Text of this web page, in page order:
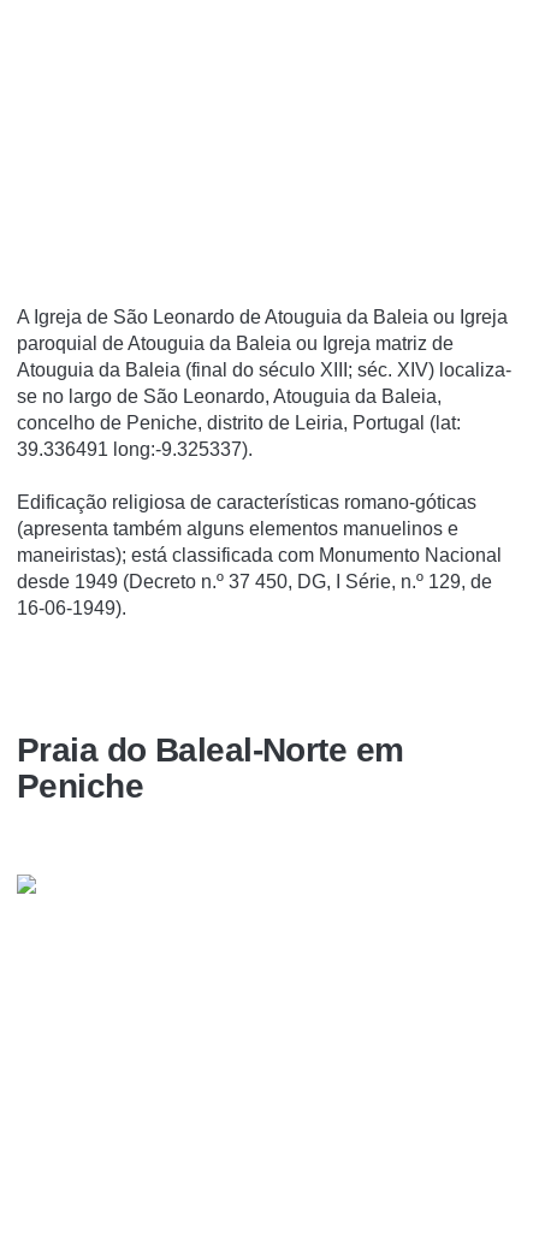
A Igreja de São Leonardo de Atouguia da Baleia ou Igreja
paroquial de Atouguia da Baleia ou Igreja matriz de
Atouguia da Baleia (final do século XIII; séc. XIV) localiza-
se no largo de São Leonardo, Atouguia da Baleia,
concelho de Peniche, distrito de Leiria, Portugal (lat:
39.336491 long:-9.325337).
Edificação religiosa de caracterí­sticas romano-góticas
(apresenta também alguns elementos manuelinos e
maneiristas); está classificada com Monumento Nacional
desde 1949 (Decreto n.º 37 450, DG, I Série, n.º 129, de
16-06-1949).
Praia do Baleal-Norte em
Peniche